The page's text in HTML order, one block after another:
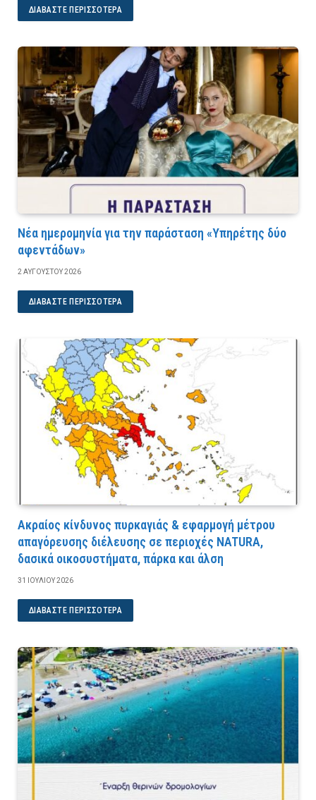
ΔΙΑΒΆΣΤΕ ΠΕΡΙΣΣΌΤΕΡΑ
Νέα ημερομηνία για την παράσταση «Υπηρέτης δύο
αφεντάδων»
2 ΑΥΓΟΎΣΤΟΥ 2026
ΔΙΑΒΆΣΤΕ ΠΕΡΙΣΣΌΤΕΡΑ
Ακραίος κίνδυνος πυρκαγιάς & εφαρμογή μέτρου
απαγόρευσης διέλευσης σε περιοχές NATURA,
δασικά οικοσυστήματα, πάρκα και άλση
31 ΙΟΥΛΊΟΥ 2026
ΔΙΑΒΆΣΤΕ ΠΕΡΙΣΣΌΤΕΡΑ